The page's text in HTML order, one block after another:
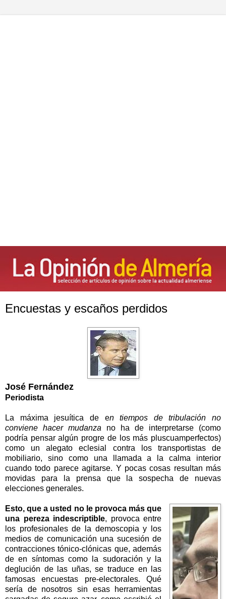
Encuestas y escaños perdidos
José Fernández
Periodista
La máxima jesuítica de en tiempos de tribulación no
conviene hacer mudanza no ha de interpretarse (como
podría pensar algún progre de los más pluscuamperfectos)
como un alegato eclesial contra los transportistas de
mobiliario, sino como una llamada a la calma interior
cuando todo parece agitarse. Y pocas cosas resultan más
movidas para la prensa que la sospecha de nuevas
elecciones generales.
Esto, que a usted no le provoca más que
una pereza indescriptible, provoca entre
los profesionales de la demoscopia y los
medios de comunicación una sucesión de
contracciones tónico-clónicas que, además
de en síntomas como la sudoración y la
deglución de las uñas, se traduce en las
famosas encuestas pre-electorales. Qué
sería de nosotros sin esas herramientas